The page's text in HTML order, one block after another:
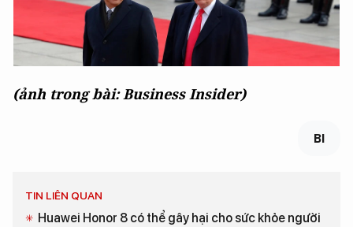
(ảnh trong bài: Business Insider)
BI
TIN LIÊN QUAN
Huawei Honor 8 có thể gây hại cho sức khỏe người